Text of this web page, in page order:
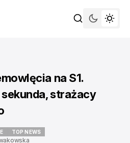
na S1.
sekunda, strażacy
TOP NEWS